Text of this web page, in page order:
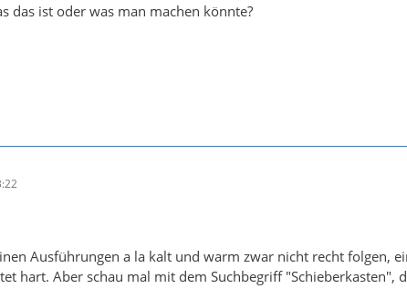
das ist oder was man machen könnte?
Ausführungen a la kalt und warm zwar nicht recht folgen,
hart. Aber schau mal mit dem Suchbegriff "Schieberkasten",